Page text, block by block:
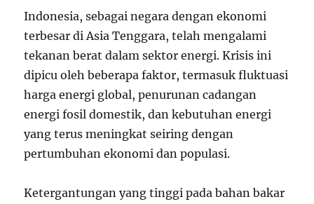
Indonesia, sebagai negara dengan ekonomi
terbesar di Asia Tenggara, telah mengalami
tekanan berat dalam sektor energi. Krisis ini
dipicu oleh beberapa faktor, termasuk fluktuasi
harga energi global, penurunan cadangan
energi fosil domestik, dan kebutuhan energi
yang terus meningkat seiring dengan
pertumbuhan ekonomi dan populasi.
Ketergantungan yang tinggi pada bahan bakar